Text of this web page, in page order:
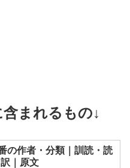
まれるもの↓
の作者・分類｜訓読・読
｜原文